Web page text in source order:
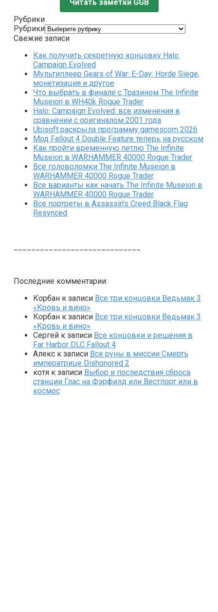
Читать заметки GGB
Рубрики
Рубрики
Свежие записи
Как получить секретную концовку Halo:
Campaign Evolved
Мультиплеер Gears of War: E-Day: Horde Siege,
монетизация и другое
Что выбрать в финале с Тразином The Infinite
Museion в WH40k Rogue Trader
Halo: Campaign Evolved: все изменения в
сравнении с оригиналом 2001 года
Ubisoft раскрыла программу gamescom 2026
Мод Fallout 4 Double Feature теперь на русском
Как пройти временную петлю The Infinite
Museion в WARHAMMER 40000 Rogue Trader
Все головоломки The Infinite Museion в
WARHAMMER 40000 Rogue Trader
Все варианты как начать The Infinite Museion в
WARHAMMER 40000 Rogue Trader
Все портреты в Assassin’s Creed Black Flag
Resynced
Последние комментарии:
Корбан к записи Все три концовки Ведьмак 3
«Кровь и вино»
Корбан к записи Все три концовки Ведьмак 3
«Кровь и вино»
Сергей к записи Все концовки и решения в
Far Harbor DLC Fallout 4
Алекс к записи Все руны в миссии Смерть
императрице Dishonored 2
котя к записи Выбор и последствия сброса
станции Глас на Фэрфилд или Вестпорт или в
космос